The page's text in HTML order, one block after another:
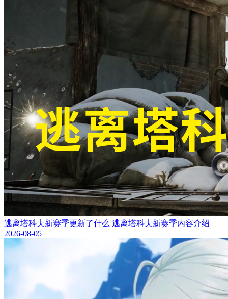
逃离塔科夫新赛季更新了什么 逃离塔科夫新赛季内容介绍
2026-08-05